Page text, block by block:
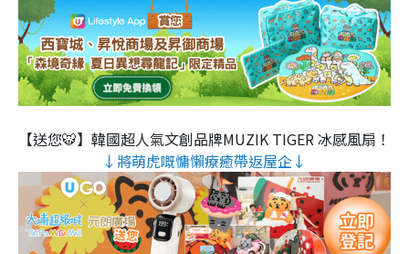
【送您🐯】韓國超人氣文創品牌MUZIK TIGER 冰感風扇！
↓將萌虎嘅慵懶療癒帶返屋企↓